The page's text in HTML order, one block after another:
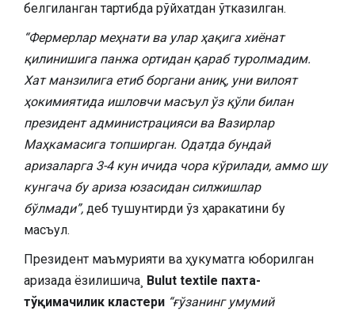
белгиланган тартибда рўйхатдан ўтказилган.
“Фермерлар меҳнати ва улар ҳақига хиёнат
қилинишига панжа ортидан қараб туролмадим.
Хат манзилига етиб боргани аниқ, уни вилоят
ҳокимиятида ишловчи масъул ўз қўли билан
президент администрацияси ва Вазирлар
Маҳкамасига топширган. Одатда бундай
аризаларга 3-4 кун ичида чора кўрилади, аммо шу
кунгача бу ариза юзасидан силжишлар
бўлмади”, деб тушунтирди ўз ҳаракатини бу
масъул.
Президент маъмурияти ва ҳукуматга юборилган
аризада ёзилишича¸ Bulut textile пахта-
тўқимачилик кластери “ғўзанинг умумий